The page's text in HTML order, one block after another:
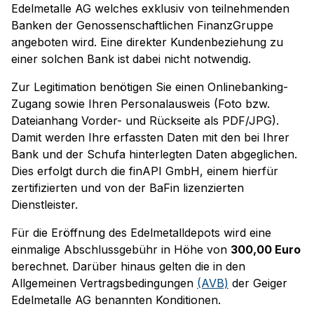
Edelmetalle AG welches exklusiv von teilnehmenden
Banken der Genossenschaftlichen FinanzGruppe
angeboten wird. Eine direkter Kundenbeziehung zu
einer solchen Bank ist dabei nicht notwendig.
Zur Legitimation benötigen Sie einen Onlinebanking-
Zugang sowie Ihren Personalausweis (Foto bzw.
Dateianhang Vorder- und Rückseite als PDF/JPG).
Damit werden Ihre erfassten Daten mit den bei Ihrer
Bank und der Schufa hinterlegten Daten abgeglichen.
Dies erfolgt durch die finAPI GmbH, einem hierfür
zertifizierten und von der BaFin lizenzierten
Dienstleister.
Für die Eröffnung des Edelmetalldepots wird eine
einmalige Abschlussgebühr in Höhe von 300,00 Euro
berechnet. Darüber hinaus gelten die in den
Allgemeinen Vertragsbedingungen (AVB) der Geiger
Edelmetalle AG benannten Konditionen.